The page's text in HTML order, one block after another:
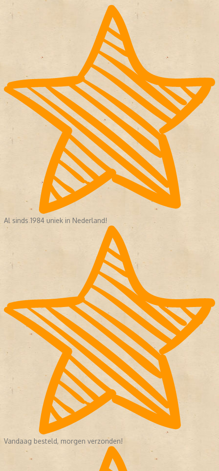
Al sinds 1984 uniek in Nederland!
Vandaag besteld, morgen verzonden!